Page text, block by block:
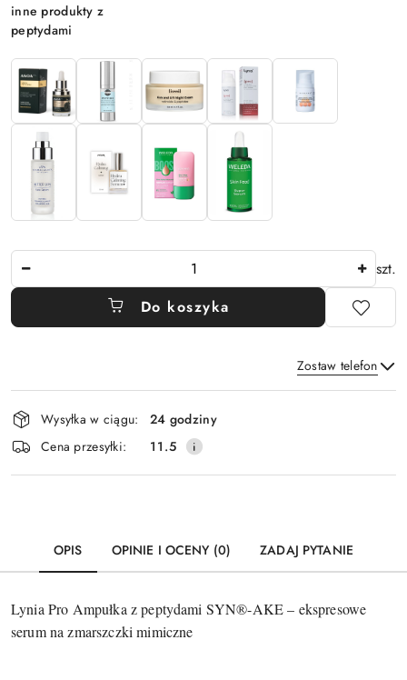
Wariant
inne produkty z
peptydami
szt.
Do koszyka
Zostaw telefon
Wyślij
Dostępność
i
dostawa
Wysyłka w ciągu:
24 godziny
Cena przesyłki:
11.5
OPIS OPINIE I OCENY (0) ZADAJ PYTANIE
Lynia Pro Ampułka z peptydami SYN®-AKE – ekspresowe
serum na zmarszczki mimiczne